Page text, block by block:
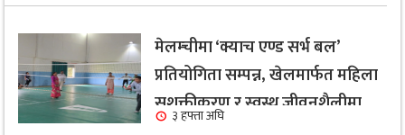
मेलम्चीमा ‘क्याच एण्ड सर्भ बल’
प्रतियोगिता सम्पन्न, खेलमार्फत महिला
सशक्तीकरण र स्वस्थ जीवनशैलीमा
३ हफ्ता अघि